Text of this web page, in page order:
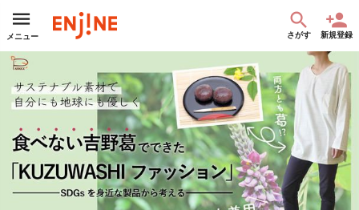
メニュー さがす 新規登録